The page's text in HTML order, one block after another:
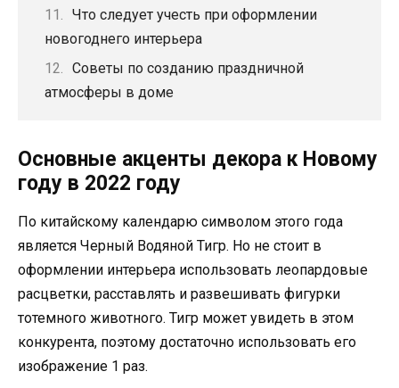
Что следует учесть при оформлении
новогоднего интерьера
Советы по созданию праздничной
атмосферы в доме
Основные акценты декора к Новому
году в 2022 году
По китайскому календарю символом этого года
является Черный Водяной Тигр. Но не стоит в
оформлении интерьера использовать леопардовые
расцветки, расставлять и развешивать фигурки
тотемного животного. Тигр может увидеть в этом
конкурента, поэтому достаточно использовать его
изображение 1 раз.